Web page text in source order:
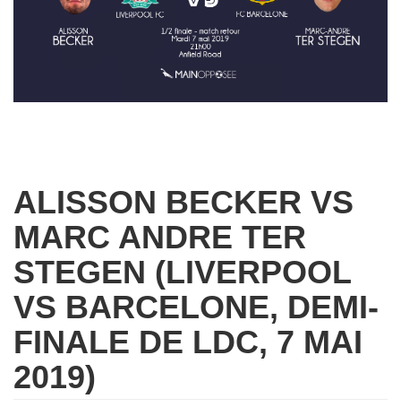
ALISSON BECKER VS
MARC ANDRE TER
STEGEN (LIVERPOOL
VS BARCELONE, DEMI-
FINALE DE LDC, 7 MAI
2019)